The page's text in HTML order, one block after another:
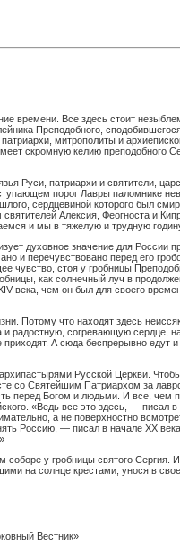
Все здесь стоит
Преподобного,
митрополиты и
скромную келию преподобного
Руси, патриархи и святители,
порог Лавры паломнике
сердцевиной которого был
Алексия, Феогноста и
и мы в тяжелую и трудную
духовное значение для России
и перечувствовано перед его
стоя у гробницы
как солнечный луч в
чем он был для своего
Потому что находят здесь
радостную, согревающую
А сюда беспрерывно
Русской Церкви.
со Святейшим Патриархом за
Богом и людьми. И все, чем
«Ведь все это здесь, —
а не поверхностно
Россию, — писал в начале XX
у гробницы святого
на солнце крестами, унося в
Вестник»